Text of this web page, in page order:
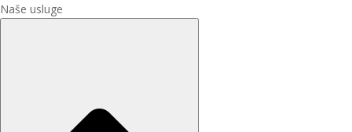
Naše usluge